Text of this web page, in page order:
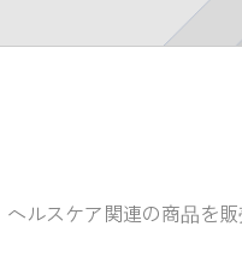
ヘルスケア関連の商品を